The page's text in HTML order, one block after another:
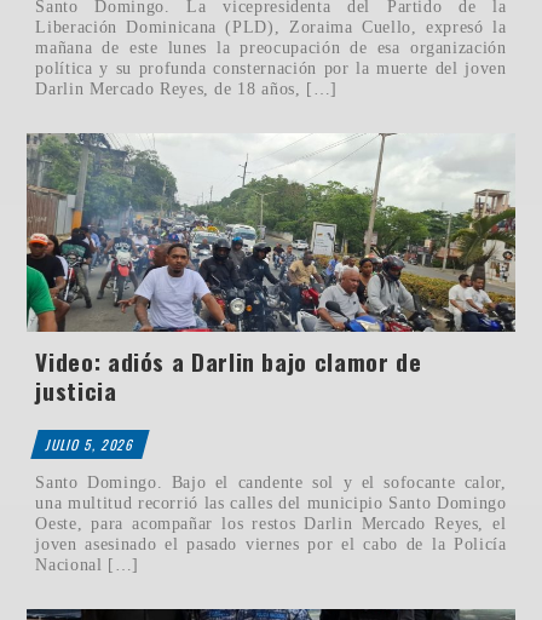
Santo Domingo. La vicepresidenta del Partido de la
Liberación Dominicana (PLD), Zoraima Cuello, expresó la
mañana de este lunes la preocupación de esa organización
política y su profunda consternación por la muerte del joven
Darlin Mercado Reyes, de 18 años, […]
Video: adiós a Darlin bajo clamor de
justicia
JULIO 5, 2026
Santo Domingo. Bajo el candente sol y el sofocante calor,
una multitud recorrió las calles del municipio Santo Domingo
Oeste, para acompañar los restos Darlin Mercado Reyes, el
joven asesinado el pasado viernes por el cabo de la Policía
Nacional […]